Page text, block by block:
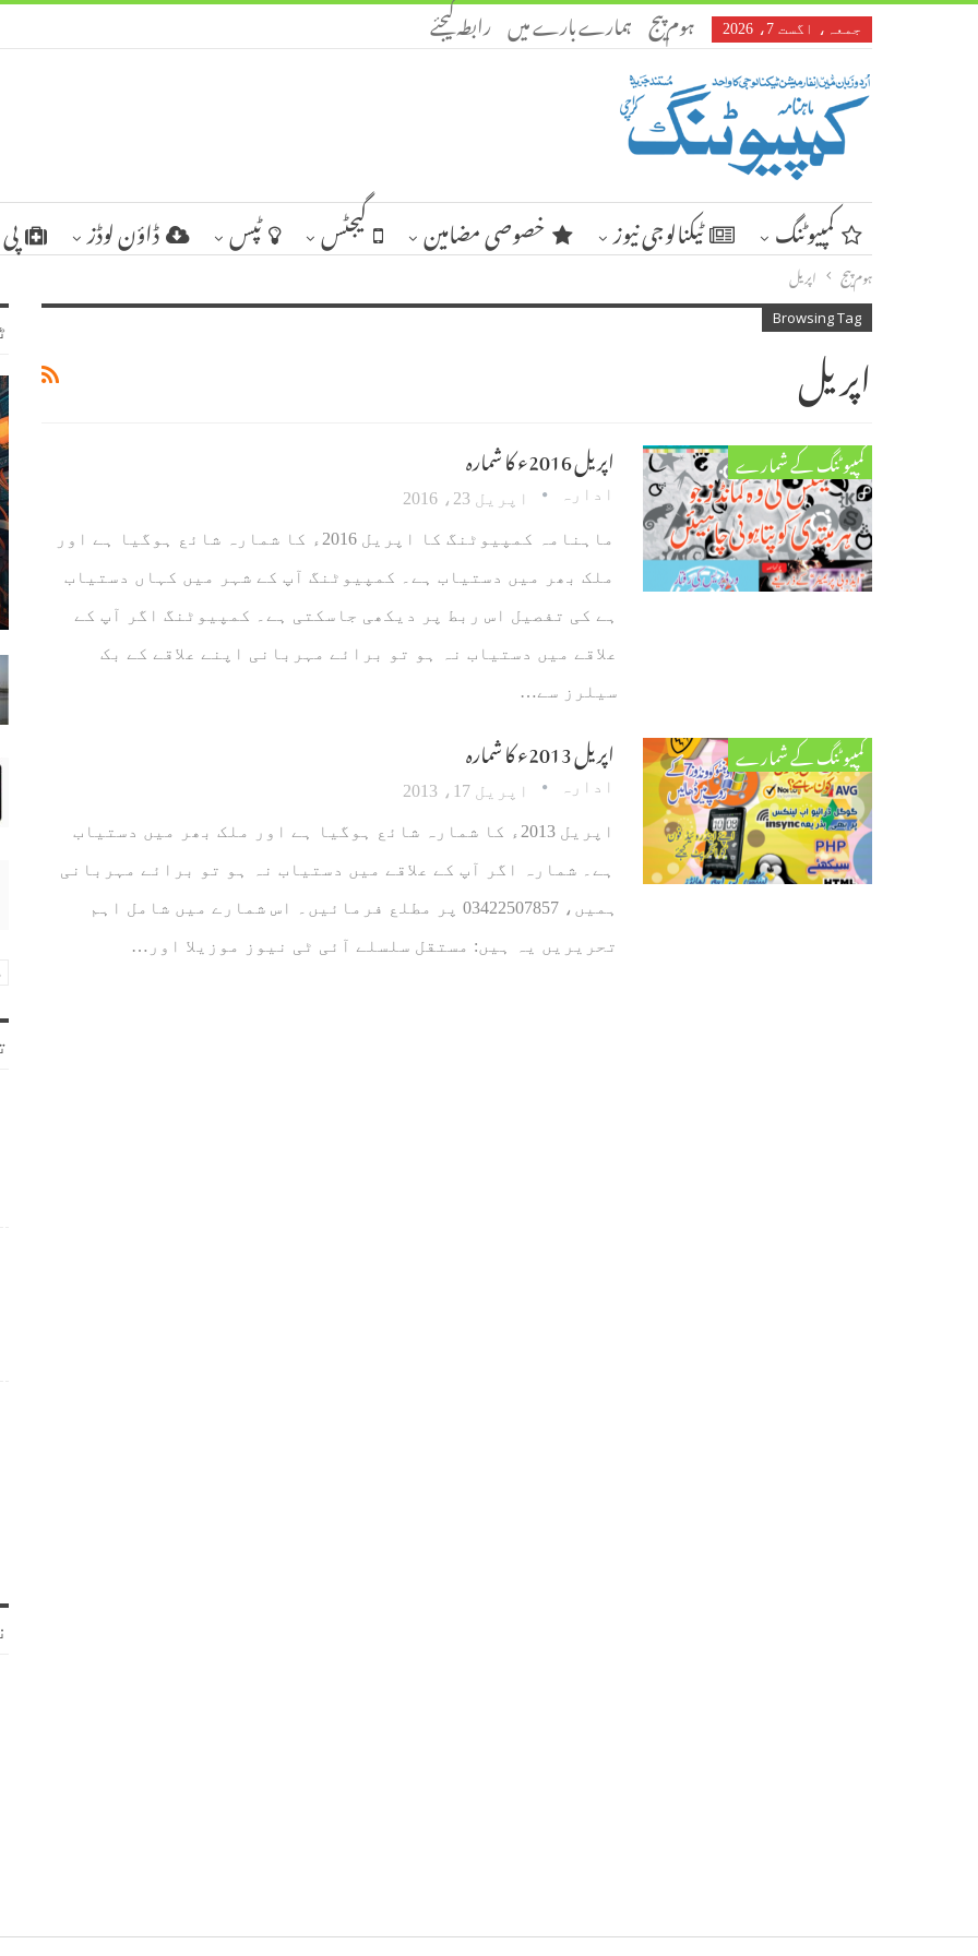
جمعہ، اگست 7، 2026 ہوم پیج ہمارے بارے میں رابطہ کیجئے
کمپیوٹنگ ٹیکنالوجی نیوز خصوصی مضامین گیجٹس ٹپس ڈاؤن لوڈز
ہوم پیج اپریل
Browsing Tag
اپریل
کمپیوٹنگ کے شمارے اپریل 2016ء کا شمارہ
ادارہ اپریل 23، 2016
ماہنامہ کمپیوٹنگ کا اپریل 2016ء کا شمارہ شائع ہوگیا ہے اور
ملک بھر میں دستیاب ہے۔ کمپیوٹنگ آپ کے شہر میں کہاں دستیاب
ہے کی تفصیل اس ربط پر دیکھی جاسکتی ہے۔ کمپیوٹنگ اگر آپ کے
علاقے میں دستیاب نہ ہو تو برائے مہربانی اپنے علاقے کے بک
سیلرز سے…
کمپیوٹنگ کے شمارے اپریل 2013ء کا شمارہ
ادارہ اپریل 17، 2013
اپریل 2013ء کا شمارہ شائع ہوگیا ہے اور ملک بھر میں دستیاب
ہے۔ شمارہ اگر آپ کے علاقے میں دستیاب نہ ہو تو برائے مہربانی
ہمیں، 03422507857 پر مطلع فرمائیں۔ اس شمارے میں شامل اہم
تحریریں یہ ہیں: مستقل سلسلے آئی ٹی نیوز موزیلا اور…